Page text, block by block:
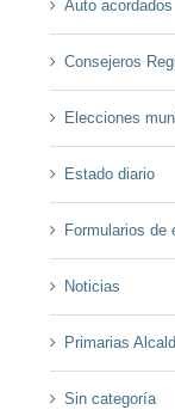
Auto acordados
Consejeros
Elecciones
Estado diario
Formularios de
Noticias
Primarias
Sin categoría